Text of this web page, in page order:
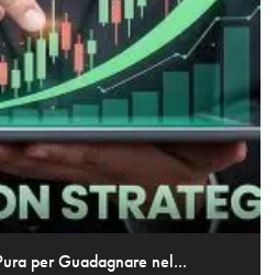
per Guadagnare nel...